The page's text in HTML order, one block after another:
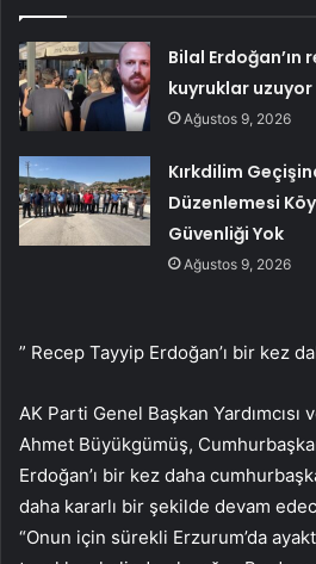
Bilal Erdoğan’ın
kuyruklar uzuyor
Ağustos 9, 2026
Kırkdilim
Düzenlemesi
Güvenliği Yok
Ağustos 9, 2026
” Recep Tayyip Erdoğan’ı bir kez
AK Parti Genel Başkan Yardımcısı
Ahmet Büyükgümüş,
Erdoğan’ı bir kez daha
daha kararlı bir şekilde devam
“Onun için sürekli Erzurum’da